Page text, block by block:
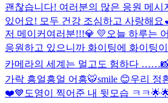
괜찮습니다! 여러분의 많은 응원 메시
있어요! 모두 건강 조심하고 사랑해요
저 메이커여러분!!!💎 💛오늘 하루는
응원하고 있으니까 화이팅에 화이팅
카메라의 세계는 멀고도 험하다
가락 흥얼흥얼 어흥🐯smile 😊우리 정
❤️💙 도영이 찍어준 내 뒷모습 ㅋㅋ